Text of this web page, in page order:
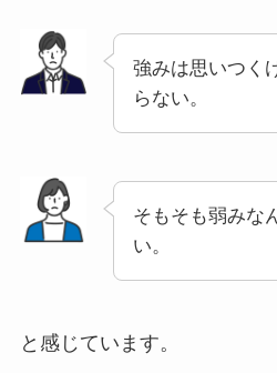
強みは思いつく
らない。
そもそも弱みな
い。
と感じています。